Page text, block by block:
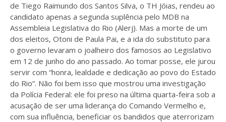
de Tiego Raimundo dos Santos Silva, o TH Jóias, rendeu ao
candidato apenas a segunda suplência pelo MDB na
Assembleia Legislativa do Rio (Alerj). Mas a morte de um
dos eleitos, Otoni de Paula Pai, e a ida do substituto para
o governo levaram o joalheiro dos famosos ao Legislativo
em 12 de junho do ano passado. Ao tomar posse, ele jurou
servir com “honra, lealdade e dedicação ao povo do Estado
do Rio”. Não foi bem isso que mostrou uma investigação
da Polícia Federal: ele foi preso na última quarta-feira sob a
acusação de ser uma liderança do Comando Vermelho e,
com sua influência, beneficiar os bandidos que aterrorizam